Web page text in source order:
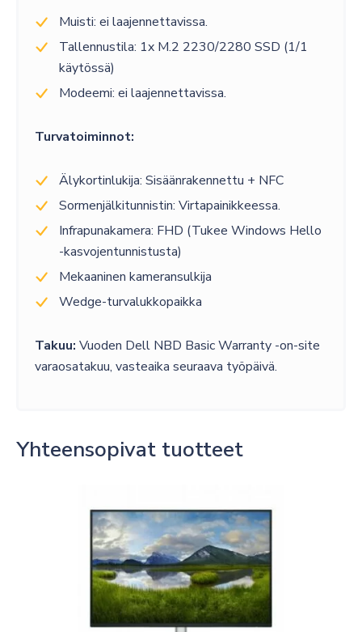
Muisti: ei laajennettavissa.
Tallennustila: 1x M.2 2230/2280 SSD (1/1
käytössä)
Modeemi: ei laajennettavissa.
Turvatoiminnot:
Älykortinlukija: Sisäänrakennettu + NFC
Sormenjälkitunnistin: Virtapainikkeessa.
Infrapunakamera: FHD (Tukee Windows Hello
-kasvojentunnistusta)
Mekaaninen kameransulkija
Wedge-turvalukkopaikka
Takuu: Vuoden Dell NBD Basic Warranty -on-site
varaosatakuu, vasteaika seuraava työpäivä.
Yhteensopivat tuotteet